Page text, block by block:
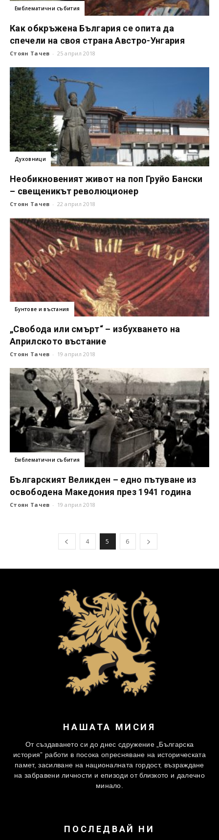
Емблематични събития
Как обкръжена България се опита да
спечели на своя страна Австро-Унгария
Стоян Тачев - 25 април 2018
Духовници
Необикновеният живот на поп Груйо Бански
– свещеникът революционер
Стоян Тачев - 22 април 2018
Бунтове и въстания
„Свобода или смърт“ – избухването на
Априлското въстание
Стоян Тачев - 19 април 2018
Емблематични събития
Българският Великден – едно пътуване из
освободена Македония през 1941 година
Стоян Тачев - 19 април 2018
4 5 6
НАШАТА МИСИЯ
От създаването си до днес сдружение „Българска
история” работи в посока опресняване на историческата
памет, засилване на националната гордост, възраждане
на забравени личности и епизоди от близкото и далечно
минало.
ПОСЛЕДВАЙ НИ